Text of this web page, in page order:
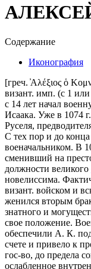
Содержание
Иконография
[греч. ̓Αλέξιος ὁ
визант. имп. (с 1
с 14 лет начал
Исаака. Уже в 1074
Руселя,
С тех пор и до
военачальником. В
сменивший на
должности великого
новелиссима.
визант. войском и
женился вторым
знатного и
свое положение.
обеспечили А. К.
счете и привело к
гос-во, до предела
ослабленное